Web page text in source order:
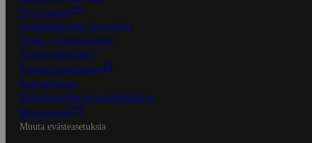
Oiva-raportit
Osuuskauppojen yhteystiedot
Tilaus- ja toimitusehdot
Tietosuojakäytäntö
Palvelun käyttöehdot
Saavutettavuus
Mobiilisovelluksen saavutettavuus
Mainostajalle
Muuta evästeasetuksia